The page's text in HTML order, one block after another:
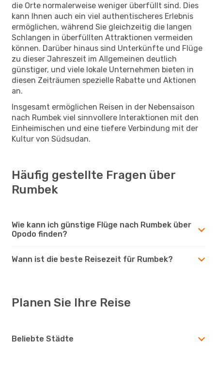
die Orte normalerweise weniger überfüllt sind. Dies
kann Ihnen auch ein viel authentischeres Erlebnis
ermöglichen, während Sie gleichzeitig die langen
Schlangen in überfüllten Attraktionen vermeiden
können. Darüber hinaus sind Unterkünfte und Flüge
zu dieser Jahreszeit im Allgemeinen deutlich
günstiger, und viele lokale Unternehmen bieten in
diesen Zeiträumen spezielle Rabatte und Aktionen
an.
Insgesamt ermöglichen Reisen in der Nebensaison
nach Rumbek viel sinnvollere Interaktionen mit den
Einheimischen und eine tiefere Verbindung mit der
Kultur von Südsudan.
Häufig gestellte Fragen über
Rumbek
Wie kann ich günstige Flüge nach Rumbek über
Opodo finden?
Wann ist die beste Reisezeit für Rumbek?
Planen Sie Ihre Reise
Beliebte Städte